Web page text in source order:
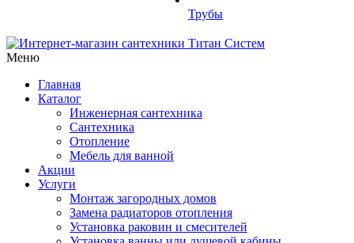
Трубы
Меню
Главная
Каталог
Инженерная сантехника
Сантехника
Отопление
Мебель для ванной
Акции
Услуги
Монтаж загородных домов
Замена радиаторов отопления
Установка раковин и смесителей